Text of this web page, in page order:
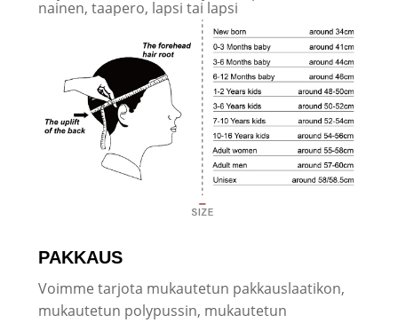
nainen, taapero, lapsi tai lapsi
PAKKAUS
Voimme tarjota mukautetun pakkauslaatikon,
mukautetun polypussin, mukautetun